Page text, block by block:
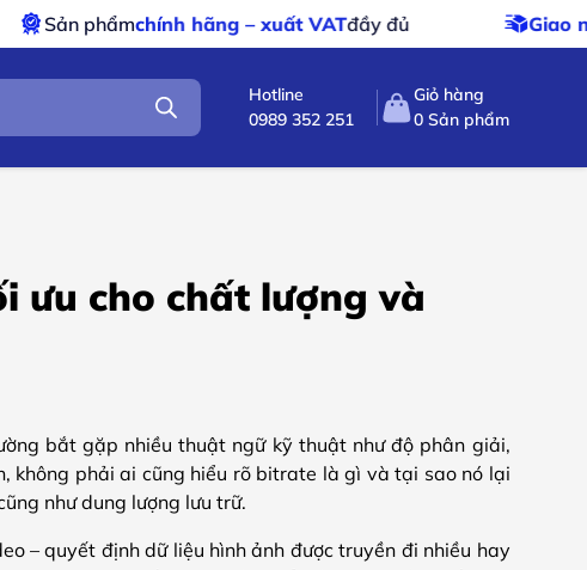
– xuất VATđầy đủ Giao nhanh – giao miễn phí
Hotline
0989 352 251
Giỏ hàng
0 Sản phẩm
ưu cho chất lượng và
bắt gặp nhiều thuật ngữ kỹ thuật như độ phân giải,
không phải ai cũng hiểu rõ bitrate là gì và tại sao nó lại
như dung lượng lưu trữ.
– quyết định dữ liệu hình ảnh được truyền đi nhiều hay